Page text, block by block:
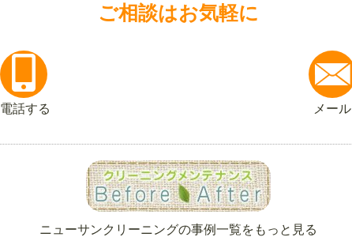
ご相談はお気軽に
電話する メール
ニューサンクリーニングの事例一覧をもっと見る